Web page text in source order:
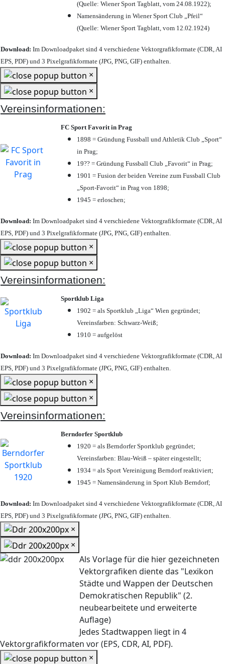
(Quelle: Wiener Sport Tagblatt, vom 24.08.1922);
Namensänderung in Wiener Sport Club „Pfeil“
(Quelle: Wiener Sport Tagblatt, vom 12.02.1924)
Download: Im Downloadpaket sind 4 verschiedene Vektorgrafikformate (CDR, AI
EPS, PDF) und 3 Pixelgrafikformate (JPG, PNG, GIF) enthalten.
×
×
Vereinsinformationen:
FC Sport Favorit in Prag
1898 = Gründung Fussball und Athletik Club „Sport“
in Prag;
19?? = Gründung Fussball Club „Favorit“ in Prag;
1901 = Fusion der beiden Vereine zum Fussball Club
„Sport-Favorit“ in Prag von 1898;
1945 = erloschen;
Download: Im Downloadpaket sind 4 verschiedene Vektorgrafikformate (CDR, AI
EPS, PDF) und 3 Pixelgrafikformate (JPG, PNG, GIF) enthalten.
×
×
Vereinsinformationen:
Sportklub Liga
1902 = als Sportklub „Liga“ Wien gegründet;
Vereinsfarben: Schwarz-Weiß;
1910 = aufgelöst
Download: Im Downloadpaket sind 4 verschiedene Vektorgrafikformate (CDR, AI
EPS, PDF) und 3 Pixelgrafikformate (JPG, PNG, GIF) enthalten.
×
×
Vereinsinformationen:
Berndorfer Sportklub
1920 = als Berndorfer Sportklub gegründet;
Vereinsfarben: Blau-Weiß – später eingestellt;
1934 = als Sport Vereinigung Berndorf reaktiviert;
1945 = Namensänderung in Sport Klub Berndorf;
Download: Im Downloadpaket sind 4 verschiedene Vektorgrafikformate (CDR, AI
EPS, PDF) und 3 Pixelgrafikformate (JPG, PNG, GIF) enthalten.
×
×
Als Vorlage für die hier gezeichneten
Vektorgrafiken diente das "Lexikon
Städte und Wappen der Deutschen
Demokratischen Republik" (2.
neubearbeitete und erweiterte
Auflage)
Jedes Stadtwappen liegt in 4
Vektorgrafikformaten vor (EPS, CDR, AI, PDF).
×